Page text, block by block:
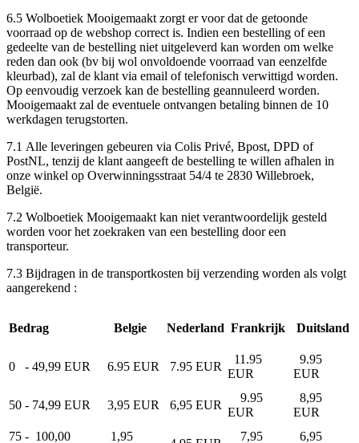
6.5 Wolboetiek Mooigemaakt zorgt er voor dat de getoonde
voorraad op de webshop correct is. Indien een bestelling of een
gedeelte van de bestelling niet uitgeleverd kan worden om welke
reden dan ook (bv bij wol onvoldoende voorraad van eenzelfde
kleurbad), zal de klant via email of telefonisch verwittigd worden.
Op eenvoudig verzoek kan de bestelling geannuleerd worden.
Mooigemaakt zal de eventuele ontvangen betaling binnen de 10
werkdagen terugstorten.
7.1 Alle leveringen gebeuren via Colis Privé, Bpost, DPD of
PostNL, tenzij de klant aangeeft de bestelling te willen afhalen in
onze winkel op Overwinningsstraat 54/4 te 2830 Willebroek,
België.
7.2 Wolboetiek Mooigemaakt kan niet verantwoordelijk gesteld
worden voor het zoekraken van een bestelling door een
transporteur.
7.3 Bijdragen in de transportkosten bij verzending worden als volgt
aangerekend :
Bedrag Belgie Nederland Frankrijk Duitsland
0 - 49,99 EUR 6.95 EUR 7.95 EUR
11.95
EUR
9.95
EUR
50 - 74,99 EUR 3,95 EUR 6,95 EUR
9.95
EUR
8,95
EUR
75 - 100,00
1,95
7,95
6,95